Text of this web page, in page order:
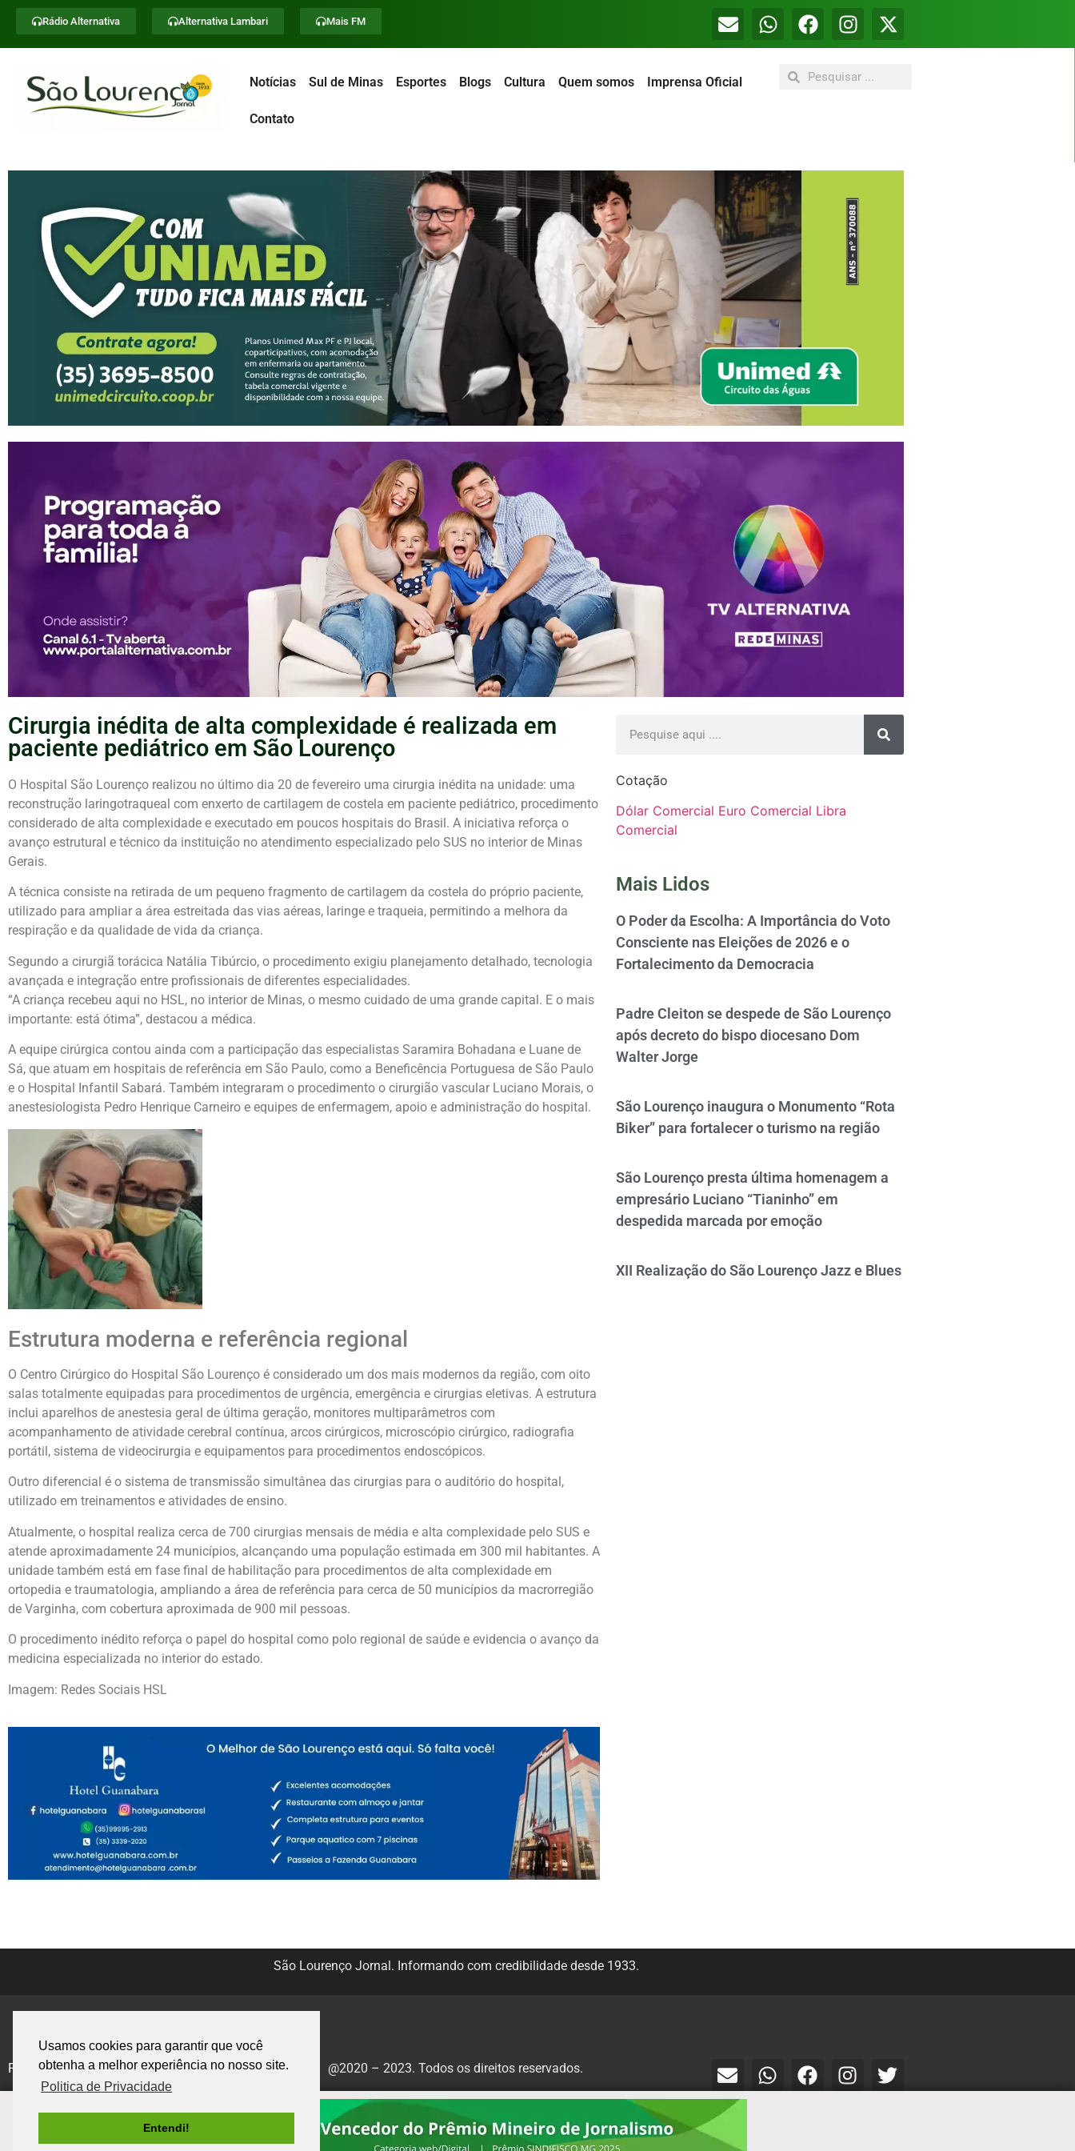
Usamos cookies para garantir que você
obtenha a melhor experiência no nosso site.
Politica de Privacidade
Entendi!
Rádio Alternativa Alternativa Lambari Mais FM
Notícias Sul de Minas Esportes Blogs Cultura Quem somos Imprensa Oficial
Contato
Cirurgia inédita de alta complexidade é realizada em
paciente pediátrico em São Lourenço
O Hospital São Lourenço realizou no último dia 20 de fevereiro uma cirurgia inédita na unidade: uma
reconstrução laringotraqueal com enxerto de cartilagem de costela em paciente pediátrico, procedimento
considerado de alta complexidade e executado em poucos hospitais do Brasil. A iniciativa reforça o
avanço estrutural e técnico da instituição no atendimento especializado pelo SUS no interior de Minas
Gerais.
A técnica consiste na retirada de um pequeno fragmento de cartilagem da costela do próprio paciente,
utilizado para ampliar a área estreitada das vias aéreas, laringe e traqueia, permitindo a melhora da
respiração e da qualidade de vida da criança.
Segundo a cirurgiã torácica Natália Tibúrcio, o procedimento exigiu planejamento detalhado, tecnologia
avançada e integração entre profissionais de diferentes especialidades.
“A criança recebeu aqui no HSL, no interior de Minas, o mesmo cuidado de uma grande capital. E o mais
importante: está ótima”, destacou a médica.
A equipe cirúrgica contou ainda com a participação das especialistas Saramira Bohadana e Luane de
Sá, que atuam em hospitais de referência em São Paulo, como a Beneficência Portuguesa de São Paulo
e o Hospital Infantil Sabará. Também integraram o procedimento o cirurgião vascular Luciano Morais, o
anestesiologista Pedro Henrique Carneiro e equipes de enfermagem, apoio e administração do hospital.
Estrutura moderna e referência regional
O Centro Cirúrgico do Hospital São Lourenço é considerado um dos mais modernos da região, com oito
salas totalmente equipadas para procedimentos de urgência, emergência e cirurgias eletivas. A estrutura
inclui aparelhos de anestesia geral de última geração, monitores multiparâmetros com
acompanhamento de atividade cerebral contínua, arcos cirúrgicos, microscópio cirúrgico, radiografia
portátil, sistema de videocirurgia e equipamentos para procedimentos endoscópicos.
Outro diferencial é o sistema de transmissão simultânea das cirurgias para o auditório do hospital,
utilizado em treinamentos e atividades de ensino.
Atualmente, o hospital realiza cerca de 700 cirurgias mensais de média e alta complexidade pelo SUS e
atende aproximadamente 24 municípios, alcançando uma população estimada em 300 mil habitantes. A
unidade também está em fase final de habilitação para procedimentos de alta complexidade em
ortopedia e traumatologia, ampliando a área de referência para cerca de 50 municípios da macrorregião
de Varginha, com cobertura aproximada de 900 mil pessoas.
O procedimento inédito reforça o papel do hospital como polo regional de saúde e evidencia o avanço da
medicina especializada no interior do estado.
Imagem: Redes Sociais HSL
Cotação
Dólar Comercial Euro Comercial Libra
Comercial
Mais Lidos
O Poder da Escolha: A Importância do Voto
Consciente nas Eleições de 2026 e o
Fortalecimento da Democracia
Padre Cleiton se despede de São Lourenço
após decreto do bispo diocesano Dom
Walter Jorge
São Lourenço inaugura o Monumento “Rota
Biker” para fortalecer o turismo na região
São Lourenço presta última homenagem a
empresário Luciano “Tianinho” em
despedida marcada por emoção
XII Realização do São Lourenço Jazz e Blues
São Lourenço Jornal. Informando com credibilidade desde 1933.
Politica de Privacidade @2020 – 2023. Todos os direitos reservados.